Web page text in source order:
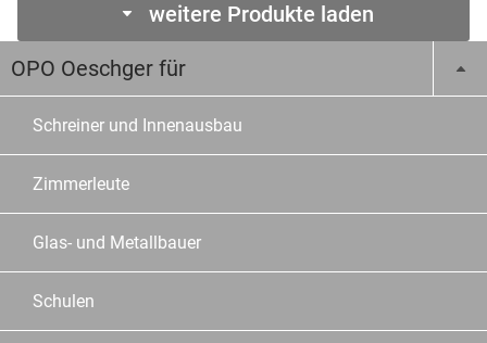
weitere Produkte laden
OPO Oeschger für
Schreiner und Innenausbau
Zimmerleute
Glas- und Metallbauer
Schulen